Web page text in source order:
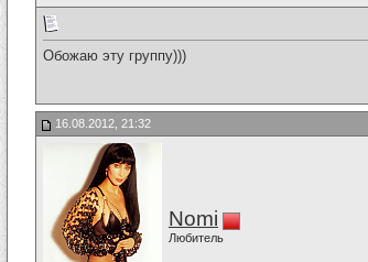
Обожаю эту группу)))
16.08.2012, 21:32
Nomi
Любитель